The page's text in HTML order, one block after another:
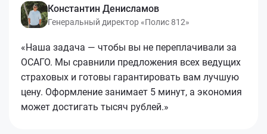
Константин Денисламов
Генеральный директор «Полис 812»
«Наша задача — чтобы вы не переплачивали за
ОСАГО. Мы сравнили предложения всех ведущих
страховых и готовы гарантировать вам лучшую
цену. Оформление занимает 5 минут, а экономия
может достигать тысяч рублей.»